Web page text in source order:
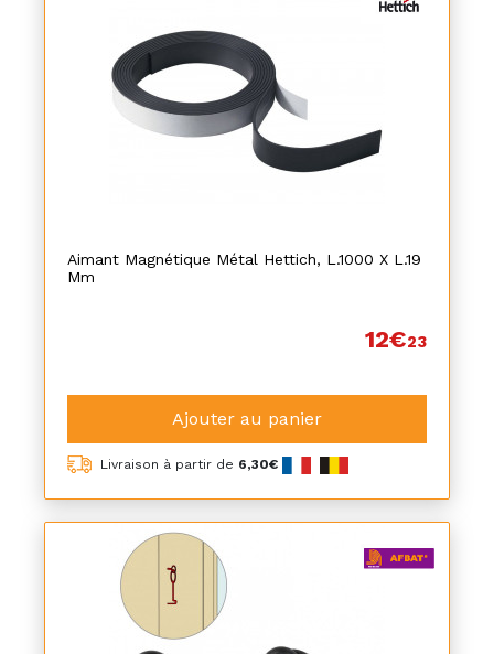
Aimant Magnétique Métal Hettich, L.1000 X L.19
Mm
12€23
Ajouter au panier
Livraison à partir de 6,30€